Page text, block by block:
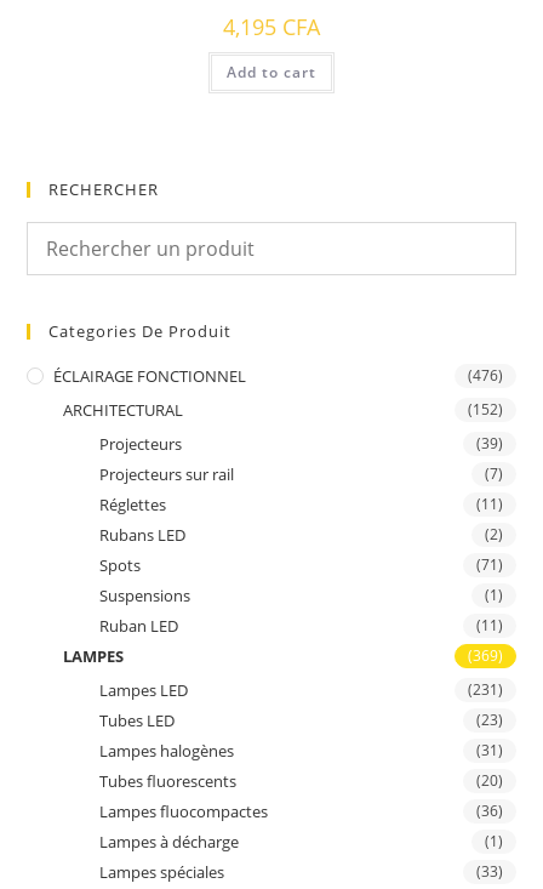
4,195 CFA
Add to cart
RECHERCHER
Categories De Produit
ÉCLAIRAGE FONCTIONNEL (476)
ARCHITECTURAL (152)
Projecteurs (39)
Projecteurs sur rail (7)
Réglettes (11)
Rubans LED (2)
Spots (71)
Suspensions (1)
Ruban LED (11)
LAMPES (369)
Lampes LED (231)
Tubes LED (23)
Lampes halogènes (31)
Tubes fluorescents (20)
Lampes fluocompactes (36)
Lampes à décharge (1)
Lampes spéciales (33)